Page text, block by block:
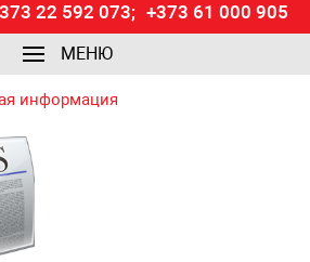
22 592 073; +373 61 000 905
МЕНЮ
информация